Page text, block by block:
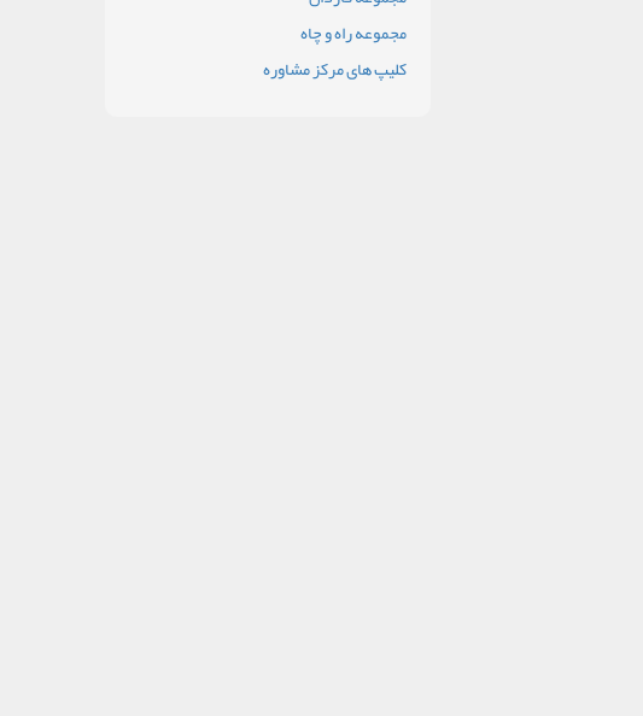
مجموعه راه و چاه
کلیپ های مرکز مشاوره